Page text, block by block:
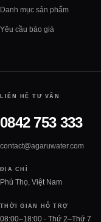
Danh mục sản phẩm
Yêu cầu báo giá
LIÊN HỆ TƯ VẤN
0842 753 333
contact@agaruwater.com
ĐỊA CHỈ
Phú Thọ, Việt Nam
THỜI GIAN HỖ TRỢ
08:00–18:00 · Thứ 2–Thứ 7